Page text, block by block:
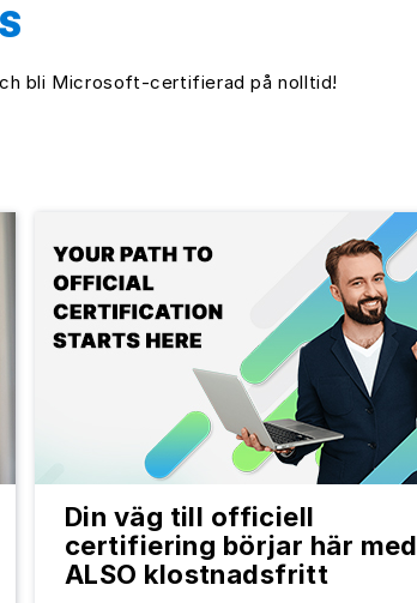
bli Microsoft-certifierad på nolltid!
Din väg till officiell
certifiering börjar här med
ALSO klostnadsfritt